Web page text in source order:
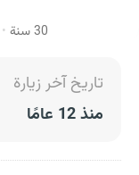
30 سنة
تاريخ آخر زيارة
منذ 12 عامًا